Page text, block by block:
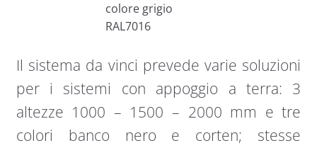
colore grigio
RAL7016
Il sistema da vinci prevede varie soluzioni
per i sistemi con appoggio a terra: 3
altezze 1000 – 1500 – 2000 mm e tre
colori banco nero e corten; stesse